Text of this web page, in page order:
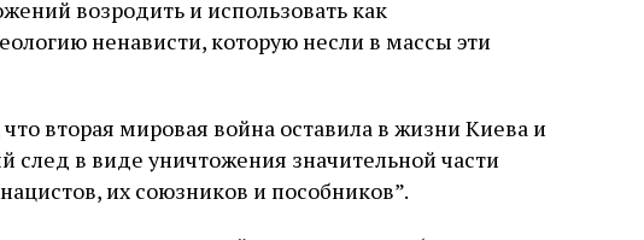
возродить и использовать как
ненависти, которую несли в массы эти
вторая мировая война оставила в жизни Киева и
в виде уничтожения значительной части
их союзников и пособников”.